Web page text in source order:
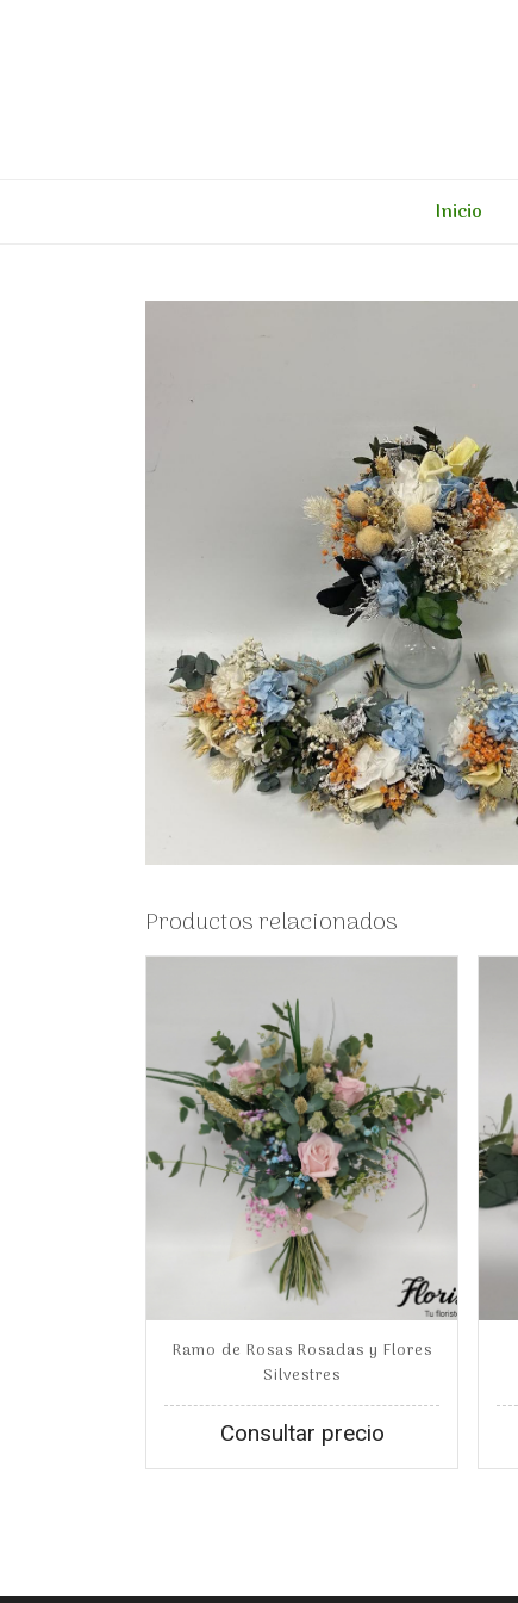
Inicio
Productos relacionados
Ramo de Rosas Rosadas y Flores
Silvestres
Consultar precio